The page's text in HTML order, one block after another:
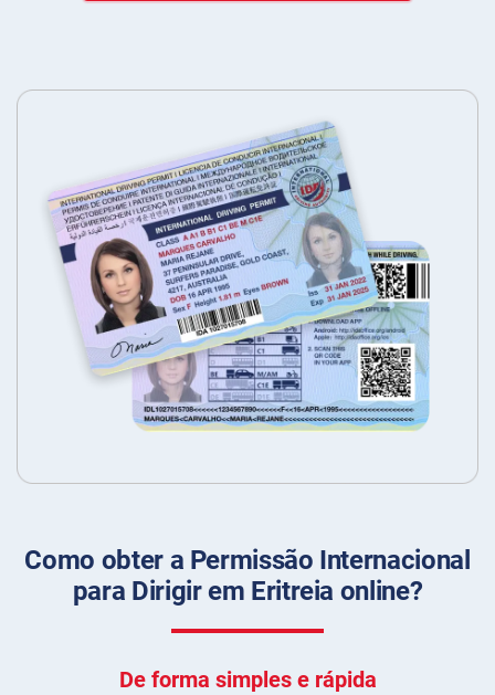
Como obter a Permissão Internacional
para Dirigir em Eritreia online?
De forma simples e rápida